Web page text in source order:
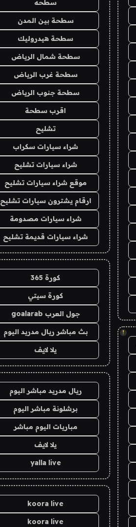
!
سطحه
سطحة بين المدن
سطحة هيدروليك
سطحة شمال الرياض
سطحة غرب الرياض
سطحة جنوب الرياض
اقرب سطحة
تشليح
شراء سيارات سكراب
شراء سيارات تشليح
موقع شراء سيارات تشليح
ارقام يشترون سيارات تشليح
شراء سيارات مصدومة
شراء سيارات قديمة تشليح
كورة 365
كورة سيتي
جول العرب goalarab
بث مباشر ريال مدريد اليوم
يلا لايف
ريال مدريد مباشر اليوم
برشلونة مباشر اليوم
مباريات اليوم مباشر
يلا لايف
yalla live
koora live
koora live